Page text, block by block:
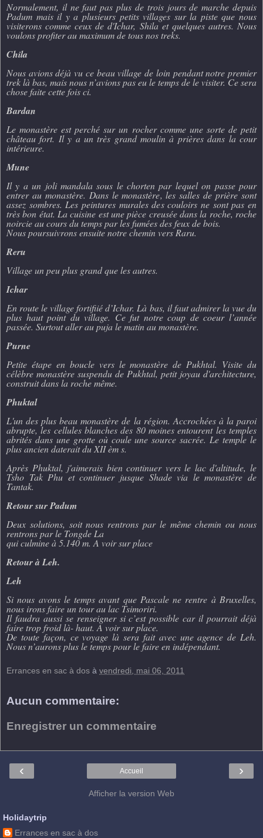
Normalement, il ne faut pas plus de trois jours de marche depuis
Padum mais il y a plusieurs petits villages sur la piste que nous
visiterons comme ceux de d'Ichar, Shila et quelques autres. Nous
voulons profiter au maximum de tous nos treks.
Chila
Nous avions déjà vu ce beau village de loin pendant notre premier
trek là bas, mais nous n’avions pas eu le temps de le visiter. Ce sera
chose faite cette fois ci.
Bardan
Le monastère est perché sur un rocher comme une sorte de petit
château fort. Il y a un très grand moulin à prières dans la cour
intérieure.
Mune
Il y a un joli mandala sous le chorten par lequel on passe pour
entrer au monastère. Dans le monastère, les salles de prière sont
assez sombres. Les peintures murales des couloirs ne sont pas en
très bon état. La cuisine est une pièce creusée dans la roche, roche
noircie au cours du temps par les fumées des feux de bois.
Nous poursuivrons ensuite notre chemin vers Raru.
Reru
Village un peu plus grand que les autres.
Ichar
En route le village fortifiié d’Ichar. Là bas, il faut admirer la vue du
plus haut point du village. Ce fut notre coup de coeur l’année
passée. Surtout aller au puja le matin au monastère.
Purne
Petite étape en boucle vers le monastère de Pukhtal. Visite du
célèbre monastère suspendu de Pukhtal, petit joyau d'architecture,
construit dans la roche même.
Phuktal
L'un des plus beau monastère de la région. Accrochées à la paroi
abrupte, les cellules blanches des 80 moines entourent les temples
abrités dans une grotte où coule une source sacrée. Le temple le
plus ancien daterait du XII èm s.
Après Phuktal, j'aimerais bien continuer vers le lac d'altitude, le
Tsho Tak Phu et continuer jusque Shade via le monastère de
Tantak.
Retour sur Padum
Deux solutions, soit nous rentrons par le même chemin ou nous
rentrons par le Tongde La
qui culmine à 5.140 m. A voir sur place
Retour à Leh.
Leh
Si nous avons le temps avant que Pascale ne rentre à Bruxelles,
nous irons faire un tour au lac Tsimoriri.
Il faudra aussi se renseigner si c’est possible car il pourrait déjà
faire trop froid là- haut. A voir sur place.
De toute façon, ce voyage là sera fait avec une agence de Leh.
Nous n’aurons plus le temps pour le faire en indépendant.
Errances en sac à dos à vendredi, mai 06, 2011
Aucun commentaire:
Enregistrer un commentaire
‹ ›
Accueil
Afficher la version Web
Holidaytrip
Errances en sac à dos